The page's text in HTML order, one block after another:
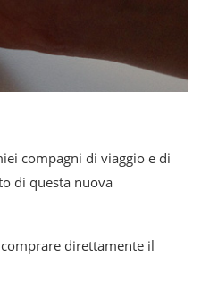
compagni di viaggio e di
di questa nuova
direttamente il